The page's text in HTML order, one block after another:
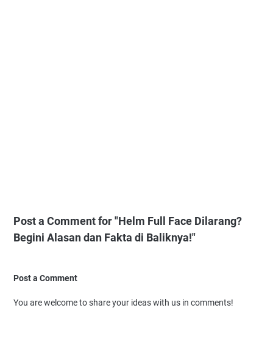
Post a Comment for "Helm Full Face Dilarang?
Begini Alasan dan Fakta di Baliknya!"
Post a Comment
You are welcome to share your ideas with us in comments!